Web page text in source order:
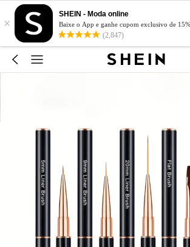
×
SHEIN - Moda online
Baixe o App e ganhe cupom exclusivo de
(2,847)